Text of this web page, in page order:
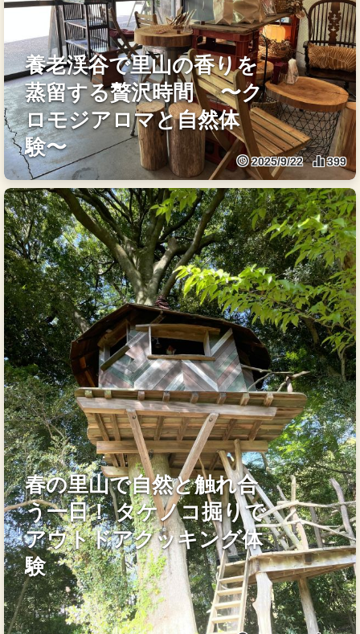
養老渓谷で里山の香りを
蒸留する贅沢時間 〜ク
ロモジアロマと自然体
験〜
2025/9/22 399
春の里山で自然と触れ合
う一日！ タケノコ掘りで
アウトドアクッキング体
験